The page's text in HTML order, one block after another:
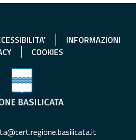
INFORMAZIONI
COOKIES